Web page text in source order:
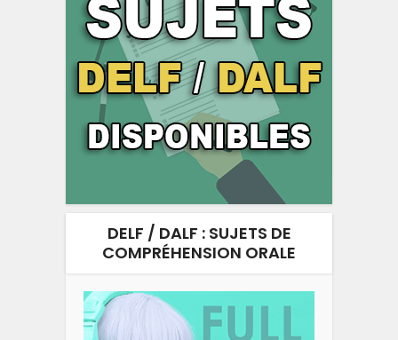
DELF / DALF : SUJETS DE
COMPRÉHENSION ORALE